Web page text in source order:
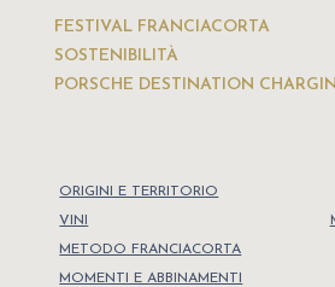
FESTIVAL FRANCIACORTA
SOSTENIBILITÀ
PORSCHE DESTINATION
ORIGINI E TERRITORIO
VINI
METODO FRANCIACORTA
MOMENTI E ABBINAMENTI